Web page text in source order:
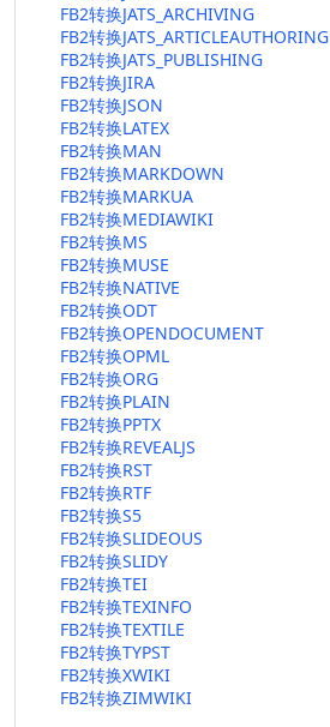
FB2转换JATS_ARCHIVING
FB2转换JATS_ARTICLEAUTHORING
FB2转换JATS_PUBLISHING
FB2转换JIRA
FB2转换JSON
FB2转换LATEX
FB2转换MAN
FB2转换MARKDOWN
FB2转换MARKUA
FB2转换MEDIAWIKI
FB2转换MS
FB2转换MUSE
FB2转换NATIVE
FB2转换ODT
FB2转换OPENDOCUMENT
FB2转换OPML
FB2转换ORG
FB2转换PLAIN
FB2转换PPTX
FB2转换REVEALJS
FB2转换RST
FB2转换RTF
FB2转换S5
FB2转换SLIDEOUS
FB2转换SLIDY
FB2转换TEI
FB2转换TEXINFO
FB2转换TEXTILE
FB2转换TYPST
FB2转换XWIKI
FB2转换ZIMWIKI